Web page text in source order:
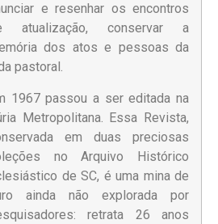
e resenhar os encontros
atualização, conservar a
dos atos e pessoas da
pastoral.
1967 passou a ser editada na
Metropolitana. Essa Revista,
em duas preciosas
no Arquivo Histórico
de SC, é uma mina de
ainda não explorada por
retrata 26 anos